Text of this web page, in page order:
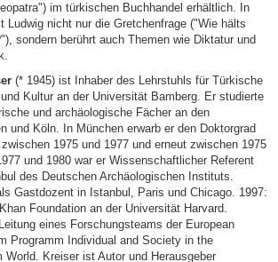
im türkischen Buchhandel erhältlich. In
Ludwig nicht nur die Gretchenfrage ("Wie hälts
sondern berührt auch Themen wie Diktatur und
(* 1945) ist Inhaber des Lehrstuhls für Türkische
Kultur an der Universität Bamberg. Er studierte
und archäologische Fächer an den
und Köln. In München erwarb er den Doktorgrad
1975 und 1977 und erneut zwischen 1975
und 1980 war er Wissenschaftlicher Referent
des Deutschen Archäologischen Instituts.
Gastdozent in Istanbul, Paris und Chicago. 1997:
Foundation an der Universität Harvard.
eines Forschungsteams der European
Programm Individual and Society in the
World. Kreiser ist Autor und Herausgeber